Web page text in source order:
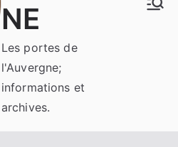
NE
Les portes de
l'Auvergne;
informations et
archives.